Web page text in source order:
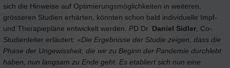
sich die Hinweise auf Optimierungsmöglichkeiten in weiteren,
grösseren Studien erhärten, könnten schon bald individuelle Impf-
und Therapiepläne entwickelt werden. PD Dr. Daniel Sidler , Co-
Studienleiter erläutert: «Die Ergebnisse der Studie zeigen, dass die
Phase der Ungewissheit, die wir zu Beginn der Pandemie durchlebt
haben, nun langsam zu Ende geht. Es etabliert sich nun eine